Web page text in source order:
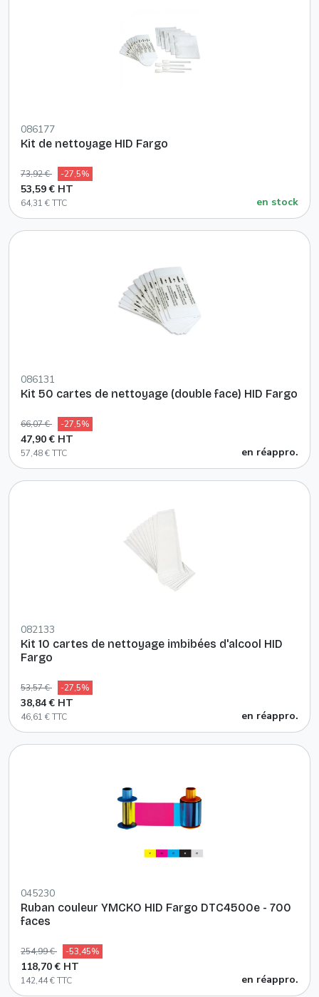
086177
Kit de nettoyage HID Fargo
73,92 € -27,5%
53,59 € HT
64,31 € TTC en stock
086131
Kit 50 cartes de nettoyage (double face) HID Fargo
66,07 € -27,5%
47,90 € HT
57,48 € TTC en réappro.
082133
Kit 10 cartes de nettoyage imbibées d'alcool HID
Fargo
53,57 € -27,5%
38,84 € HT
46,61 € TTC en réappro.
045230
Ruban couleur YMCKO HID Fargo DTC4500e - 700
faces
254,99 € -53,45%
118,70 € HT
142,44 € TTC en réappro.